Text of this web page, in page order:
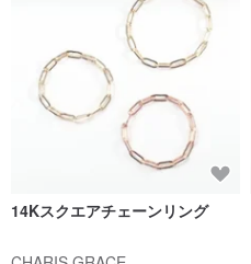
14Kスクエアチェーンリング